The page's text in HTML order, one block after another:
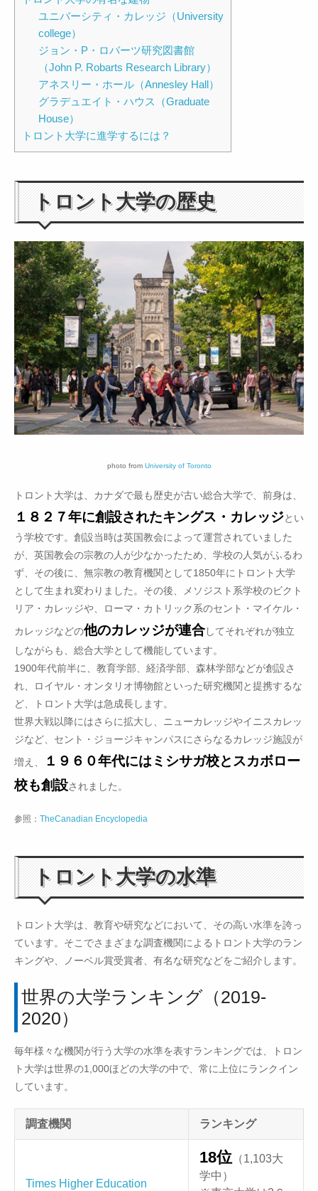
ユニバーシティ・カレッジ（University
college）
ジョン・P・ロバーツ研究図書館
（John P. Robarts Research Library）
アネスリー・ホール（Annesley Hall）
グラデュエイト・ハウス（Graduate
House）
トロント大学に進学するには？
トロント大学の歴史
photo from University of Toronto
トロント大学は、カナダで最も歴史が古い総合大学で、前身は、
１８２７年に創設されたキングス・カレッジとい
う学校です。創設当時は英国教会によって運営されていました
が、英国教会の宗教の人が少なかったため、学校の人気がふるわ
ず、その後に、無宗教の教育機関として1850年にトロント大学
として生まれ変わりました。その後、メソジスト系学校のビクト
リア・カレッジや、ローマ・カトリック系のセント・マイケル・
カレッジなどの他のカレッジが連合してそれぞれが独立
しながらも、総合大学として機能しています。
1900年代前半に、教育学部、経済学部、森林学部などが創設さ
れ、ロイヤル・オンタリオ博物館といった研究機関と提携するな
ど、トロント大学は急成長します。
世界大戦以降にはさらに拡大し、ニューカレッジやイニスカレッ
ジなど、セント・ジョージキャンパスにさらなるカレッジ施設が
増え、
１９６０年代にはミシサガ校とスカボロー
校も創設されました。
参照： TheCanadian Encyclopedia
トロント大学の水準
トロント大学は、教育や研究などにおいて、その高い水準を誇っ
ています。そこでさまざまな調査機関によるトロント大学のラン
キングや、ノーベル賞受賞者、有名な研究などをご紹介します。
世界の大学ランキング（2019-
2020）
毎年様々な機関が行う大学の水準を表すランキングでは、トロン
ト大学は世界の1,000ほどの大学の中で、常に上位にランクイン
しています。
調査機関 ランキング
Times Higher Education
18位 （1,103大
学中）